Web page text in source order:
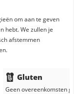
om aan te geven
hebt. We zullen je
afstemmen
Gluten
Geen overeenkomsten